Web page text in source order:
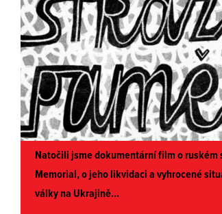
Natočili jsme dokumentární film o ruském
Memorial, o jeho likvidaci a vyhrocené
války na Ukrajině...